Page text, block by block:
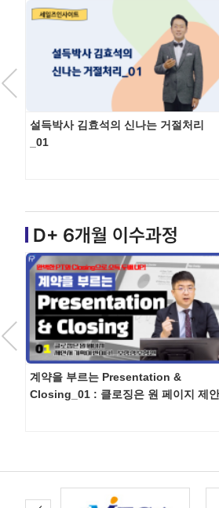
설득박사 김효석의 신나는 거절처리
_01
D+ 6개월 이수과정
계약을 부르는 Presentation &
Closing_01 : 클로징은 원 페이지 제안